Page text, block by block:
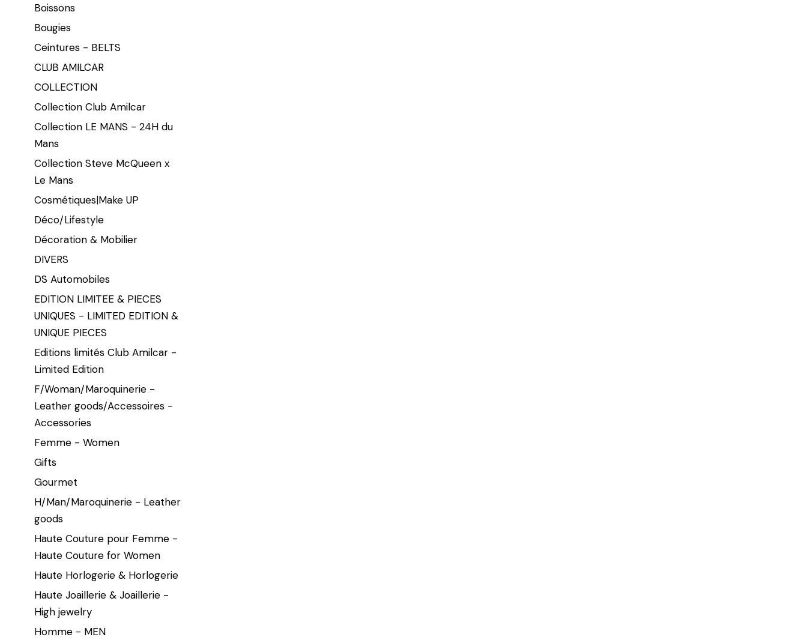
Boissons
Bougies
Ceintures - BELTS
CLUB AMILCAR
COLLECTION
Collection Club Amilcar
Collection LE MANS - 24H du
Mans
Collection Steve McQueen x
Le Mans
Cosmétiques|Make UP
Déco/Lifestyle
Décoration & Mobilier
DIVERS
DS Automobiles
EDITION LIMITEE & PIECES
UNIQUES - LIMITED EDITION &
UNIQUE PIECES
Editions limités Club Amilcar -
Limited Edition
F/Woman/Maroquinerie -
Leather goods/Accessoires -
Accessories
Femme - Women
Gifts
Gourmet
H/Man/Maroquinerie - Leather
goods
Haute Couture pour Femme -
Haute Couture for Women
Haute Horlogerie & Horlogerie
Haute Joaillerie & Joaillerie -
High jewelry
Homme - MEN